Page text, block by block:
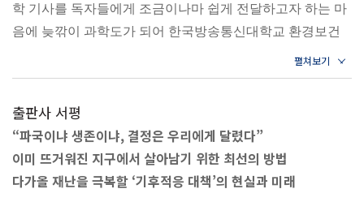
7장 코로나19는 인간의 경각심을 일깨웠을까
멸종위기 동물의 수는 회복될 수 있을까│인간은 지구의 ‘암
덩어리’에 불과할까?│인간을 포기하지 않고 고쳐 써야 하는
8장 인간의 동물 관리는 과연 안전할까
인수공통감염병이 갈수록 늘어나는 이유│‘살인진드기’와
‘조류독감’의 위협│무분별한 천산갑 살육이 끼친 영향│밀렵
으로 끊임없이 죽어나가는 동물들│동물들과의 접촉을 관리
위험한 상황이 더 빨리 찾아올 수도 있음을 경고한다. 기후
변화로 인한 영향을 다룬 숱한 연구 결과 가운데 〈호주 보
고서〉가 주목받았던 이유는 “기후 정책을 결정하기 위해
생산된 여러 과학적 지식은 보수적이고 조심스럽다”고 평가
려냈기 때문이다. 결론적으로 〈호주 보고서〉는 “위기를
줄이거나 피하기 위해, 즉 인류 문명을 지속하기 위해서는
탄소가 배출되지 않는 산업 시스템을 아주 빠르게 구축하는
것이 중요하며, 여기에는 전쟁 시기의 대응수준에 준하는 전
학 기사를 독자들에게 조금이나마 쉽게 전달하고자 하는 마
음에 늦깎이 과학도가 되어 한국방송통신대학교 환경보건
학과에서 공부했다. 2010년, 2014년 이달의 기자상을 수상했
고, 2016년 이달의 기자상, 한국기자상, KAIST 정문술과학
에게 쫓겨다닐까?』 『오늘도, 녹색 이슈』가 있고, 공저로
는 『어디 사세요?』 『핵, 이젠 안녕!』 『녹조라떼 드실래
요』 등이 있다.
출판사 서평
“파국이냐 생존이냐, 결정은 우리에게 달렸다”
이미 뜨거워진 지구에서 살아남기 위한 최선의 방법
다가올 재난을 극복할 ‘기후적응 대책’의 현실과 미래